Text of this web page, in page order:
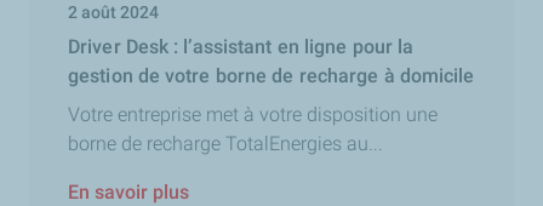
2 août 2024
Driver Desk : l’assistant en ligne pour la
gestion de votre borne de recharge à domicile
Votre entreprise met à votre disposition une
borne de recharge TotalEnergies au...
En savoir plus